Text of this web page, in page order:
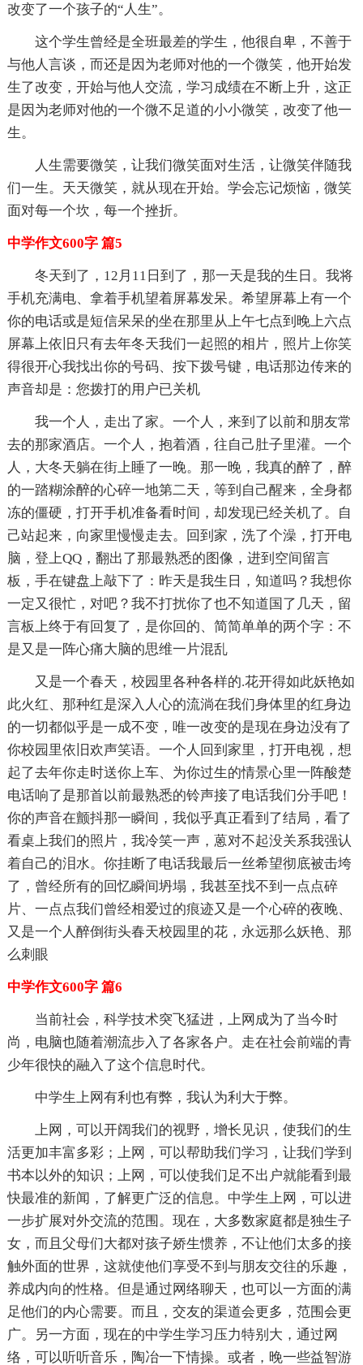
改变了一个孩子的“人生”。
这个学生曾经是全班最差的学生，他很自卑，不善于
与他人言谈，而还是因为老师对他的一个微笑，他开始发
生了改变，开始与他人交流，学习成绩在不断上升，这正
是因为老师对他的一个微不足道的小小微笑，改变了他一
生。
人生需要微笑，让我们微笑面对生活，让微笑伴随我
们一生。天天微笑，就从现在开始。学会忘记烦恼，微笑
面对每一个坎，每一个挫折。
中学作文600字 篇5
冬天到了，12月11日到了，那一天是我的生日。我将
手机充满电、拿着手机望着屏幕发呆。希望屏幕上有一个
你的电话或是短信呆呆的坐在那里从上午七点到晚上六点
屏幕上依旧只有去年冬天我们一起照的相片，照片上你笑
得很开心我找出你的号码、按下拨号键，电话那边传来的
声音却是：您拨打的用户已关机
我一个人，走出了家。一个人，来到了以前和朋友常
去的那家酒店。一个人，抱着酒，往自己肚子里灌。一个
人，大冬天躺在街上睡了一晚。那一晚，我真的醉了，醉
的一踏糊涂醉的心碎一地第二天，等到自己醒来，全身都
冻的僵硬，打开手机准备看时间，却发现已经关机了。自
己站起来，向家里慢慢走去。回到家，洗了个澡，打开电
脑，登上QQ，翻出了那最熟悉的图像，进到空间留言
板，手在键盘上敲下了：昨天是我生日，知道吗？我想你
一定又很忙，对吧？我不打扰你了也不知道国了几天，留
言板上终于有回复了，是你回的、简简单单的两个字：不
是又是一阵心痛大脑的思维一片混乱
又是一个春天，校园里各种各样的.花开得如此妖艳如
此火红、那种红是深入人心的流淌在我们身体里的红身边
的一切都似乎是一成不变，唯一改变的是现在身边没有了
你校园里依旧欢声笑语。一个人回到家里，打开电视，想
起了去年你走时送你上车、为你过生的情景心里一阵酸楚
电话响了是那首以前最熟悉的铃声接了电话我们分手吧！
你的声音在颤抖那一瞬间，我似乎真正看到了结局，看了
看桌上我们的照片，我冷笑一声，蒽对不起没关系我强认
着自己的泪水。你挂断了电话我最后一丝希望彻底被击垮
了，曾经所有的回忆瞬间坍塌，我甚至找不到一点点碎
片、一点点我们曾经相爱过的痕迹又是一个心碎的夜晚、
又是一个人醉倒街头春天校园里的花，永远那么妖艳、那
么刺眼
中学作文600字 篇6
当前社会，科学技术突飞猛进，上网成为了当今时
尚，电脑也随着潮流步入了各家各户。走在社会前端的青
少年很快的融入了这个信息时代。
中学生上网有利也有弊，我认为利大于弊。
上网，可以开阔我们的视野，增长见识，使我们的生
活更加丰富多彩；上网，可以帮助我们学习，让我们学到
书本以外的知识；上网，可以使我们足不出户就能看到最
快最准的新闻，了解更广泛的信息。中学生上网，可以进
一步扩展对外交流的范围。现在，大多数家庭都是独生子
女，而且父母们大都对孩子娇生惯养，不让他们太多的接
触外面的世界，这就使他们享受不到与朋友交往的乐趣，
养成内向的性格。但是通过网络聊天，也可以一方面的满
足他们的内心需要。而且，交友的渠道会更多，范围会更
广。另一方面，现在的中学生学习压力特别大，通过网
络，可以听听音乐，陶冶一下情操。或者，晚一些益智游